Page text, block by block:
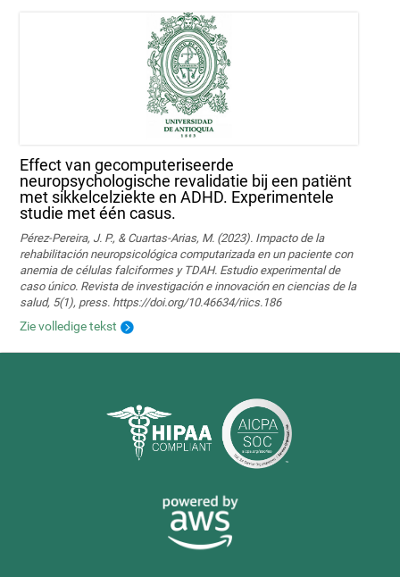
Effect van gecomputeriseerde
neuropsychologische revalidatie bij een patiënt
met sikkelcelziekte en ADHD. Experimentele
studie met één casus.
Pérez-Pereira, J. P., & Cuartas-Arias, M. (2023). Impacto de la
rehabilitación neuropsicológica computarizada en un paciente con
anemia de células falciformes y TDAH. Estudio experimental de
caso único. Revista de investigación e innovación en ciencias de la
salud, 5(1), press. https://doi.org/10.46634/riics.186
Zie volledige tekst